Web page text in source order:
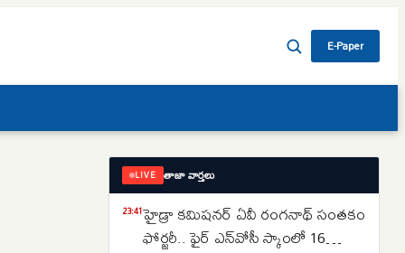
E-Paper
LIVE తాజా వార్తలు
23:41హైడ్రా కమిషనర్ ఏవీ రంగనాథ్ సంతకం
ఫోర్జరీ.. ఫైర్ ఎన్‌వోసీ స్కాంలో 16